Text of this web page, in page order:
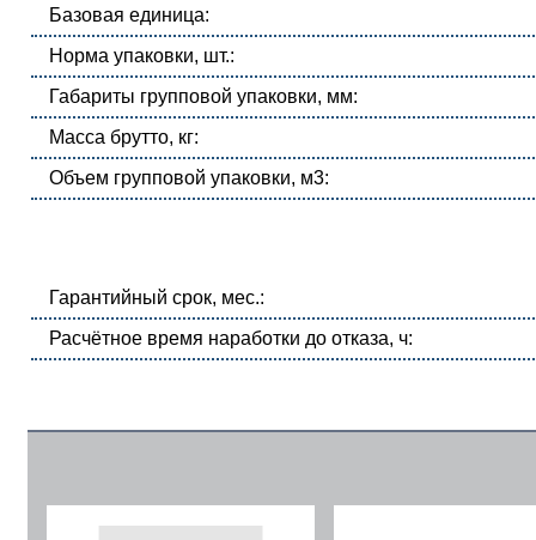
Базовая единица:
Норма упаковки, шт.:
Габариты групповой упаковки, мм:
Масса брутто, кг:
Объем групповой упаковки, м3:
Гарантийный срок, мес.:
Расчётное время наработки до отказа, ч: